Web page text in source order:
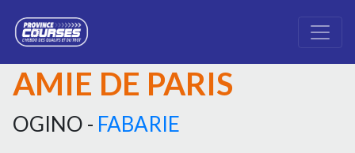
AMIE DE PARIS
OGINO - FABARIE